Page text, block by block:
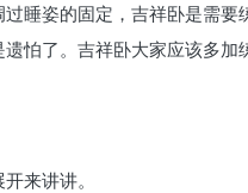
睡姿的固定，吉祥卧是需
怕了。吉祥卧大家应该多
来讲讲。